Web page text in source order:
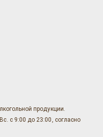
продукции.
с 9:00 до 23:00, согласно